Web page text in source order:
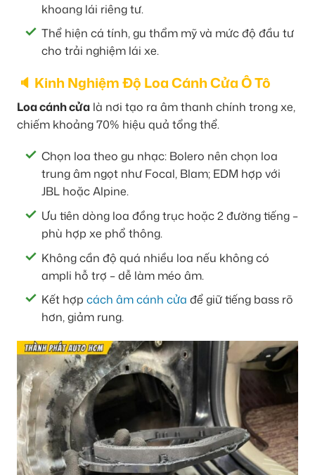
khoang lái riêng tư.
Thể hiện cá tính, gu thẩm mỹ và mức độ đầu tư
cho trải nghiệm lái xe.
🔈 Kinh Nghiệm Độ Loa Cánh Cửa Ô Tô
Loa cánh cửa là nơi tạo ra âm thanh chính trong xe,
chiếm khoảng 70% hiệu quả tổng thể.
Chọn loa theo gu nhạc: Bolero nên chọn loa
trung âm ngọt như Focal, Blam; EDM hợp với
JBL hoặc Alpine.
Ưu tiên dòng loa đồng trục hoặc 2 đường tiếng –
phù hợp xe phổ thông.
Không cần độ quá nhiều loa nếu không có
ampli hỗ trợ – dễ làm méo âm.
Kết hợp cách âm cánh cửa để giữ tiếng bass rõ
hơn, giảm rung.